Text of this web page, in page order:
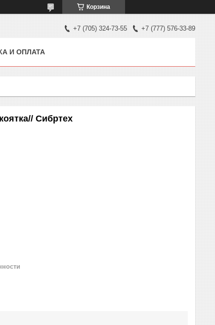
Корзина
+7 (705) 324-73-55 +7 (777) 576-33-89
И ОПЛАТА
Сибртех